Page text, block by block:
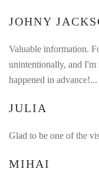
JOHNY
Valuable information.
unintentionally, and
happened in advance!...
JULIA
Glad to be one of the
MIHAI